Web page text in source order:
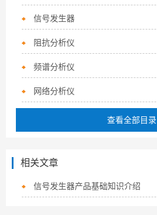
信号发生器
阻抗分析仪
频谱分析仪
网络分析仪
查看全部目录
相关文章
信号发生器产品基础知识介绍